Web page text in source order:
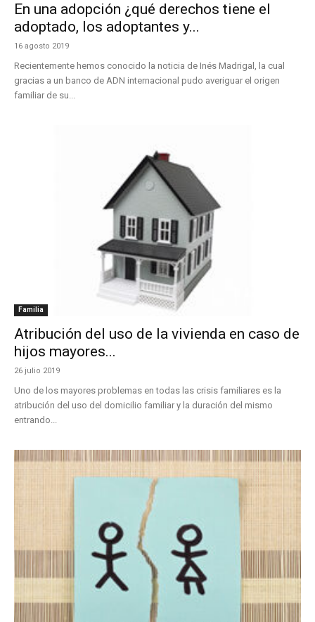
En una adopción ¿qué derechos tiene el
adoptado, los adoptantes y...
16 agosto 2019
Recientemente hemos conocido la noticia de Inés Madrigal, la cual
gracias a un banco de ADN internacional pudo averiguar el origen
familiar de su...
Familia
Atribución del uso de la vivienda en caso de
hijos mayores...
26 julio 2019
Uno de los mayores problemas en todas las crisis familiares es la
atribución del uso del domicilio familiar y la duración del mismo
entrando...